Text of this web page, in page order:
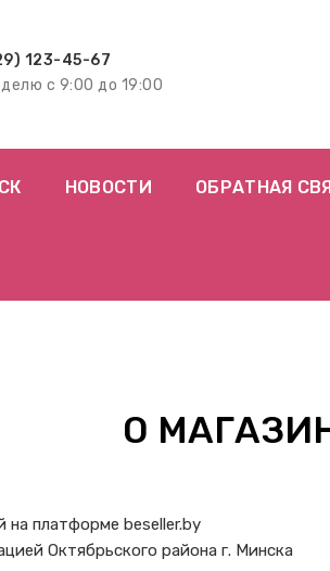
123-45-67
с 9:00 до 19:00
НОВОСТИ ОБРАТНАЯ
О
платформе beseller.by
Октябрьского района г. Минска